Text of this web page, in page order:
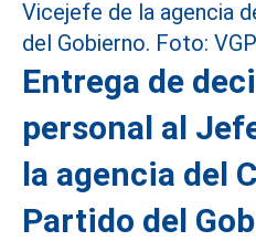
Entrega de
personal al
la agencia del
Partido del